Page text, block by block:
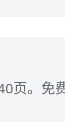
页。免